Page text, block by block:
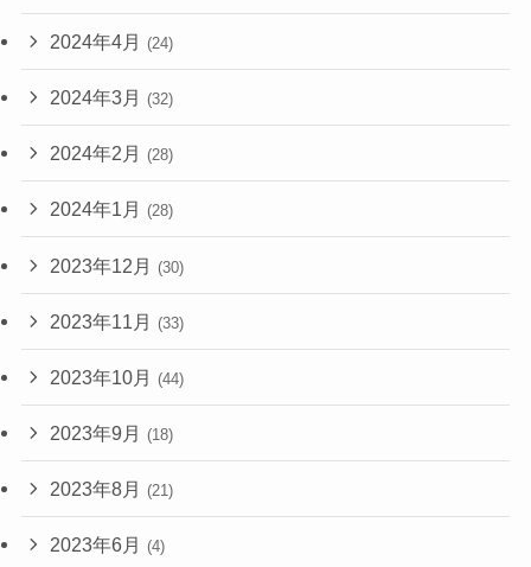
2024年4月 (24)
2024年3月 (32)
2024年2月 (28)
2024年1月 (28)
2023年12月 (30)
2023年11月 (33)
2023年10月 (44)
2023年9月 (18)
2023年8月 (21)
2023年6月 (4)